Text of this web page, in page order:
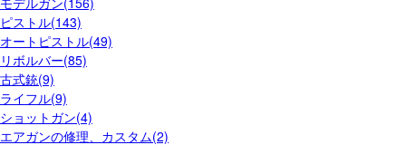
ピストル(143)
オートピストル(49)
リボルバー(85)
古式銃(9)
ライフル(9)
ショットガン(4)
エアガンの修理、カスタム(2)